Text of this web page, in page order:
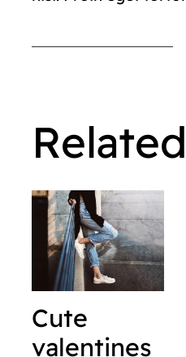
Cute
valentines